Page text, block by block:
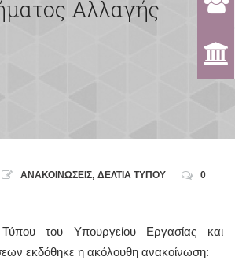
Αλλαγής
ΑΝΑΚΟΙΝΩΣΕΙΣ, ΔΕΛΤΙΑ ΤΥΠΟΥ 0
του Υπουργείου Εργασίας και
εκδόθηκε η ακόλουθη ανακοίνωση: